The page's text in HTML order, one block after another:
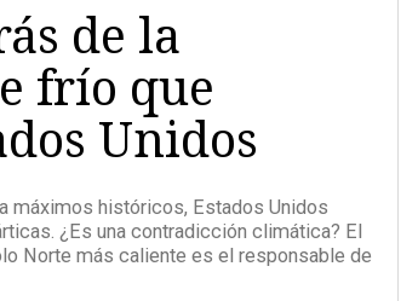
de la
frío que
Unidos
máximos históricos, Estados Unidos
¿Es una contradicción climática? El
Norte más caliente es el responsable de